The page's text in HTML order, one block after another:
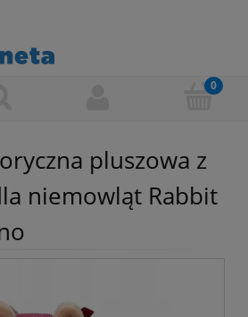
pluszowa z
niemowląt Rabbit